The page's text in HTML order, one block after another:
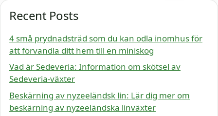
Recent Posts
4 små prydnadsträd som du kan odla inomhus för
att förvandla ditt hem till en miniskog
Vad är Sedeveria: Information om skötsel av
Sedeveria-växter
Beskärning av nyzeeländsk lin: Lär dig mer om
beskärning av nyzeeländska linväxter